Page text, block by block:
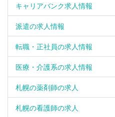
キャリアバンク求人情報
派遣の求人情報
転職・正社員の求人情報
医療・介護系の求人情報
札幌の薬剤師の求人
札幌の看護師の求人